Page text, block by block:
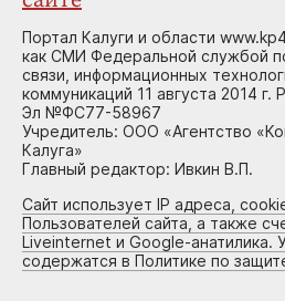
Портал Калуги и области
как СМИ Федеральной службой
связи, информационных
коммуникаций 11 августа 2014
Эл №ФС77-58967
Учредитель: ООО «Агентство
Калуга»
Главный редактор: Ивкин В.П.
Сайт использует IP адреса,
Пользователей сайта, а также
Liveinternet и Google-анатилика.
содержатся в Политике по